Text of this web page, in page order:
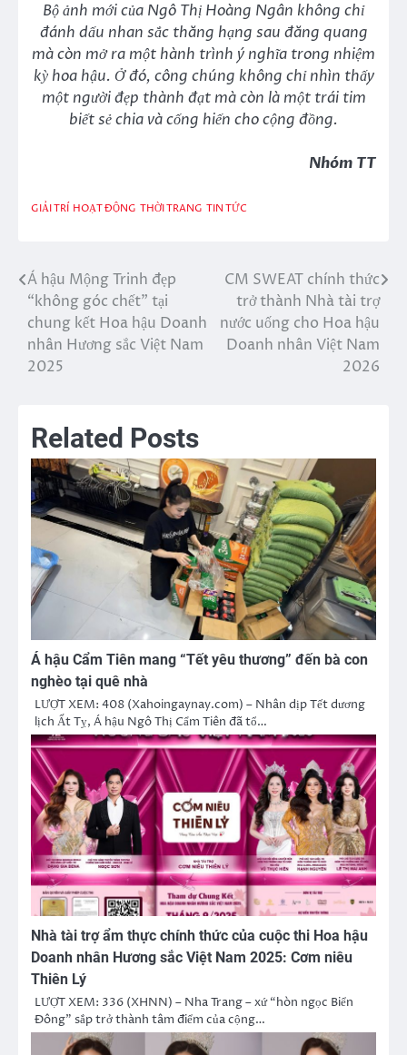
Bộ ảnh mới của Ngô Thị Hoàng Ngân không chỉ
đánh dấu nhan sắc thăng hạng sau đăng quang
mà còn mở ra một hành trình ý nghĩa trong nhiệm
kỳ hoa hậu. Ở đó, công chúng không chỉ nhìn thấy
một người đẹp thành đạt mà còn là một trái tim
biết sẻ chia và cống hiến cho cộng đồng.
Nhóm TT
GIẢI TRÍ HOẠT ĐỘNG THỜI TRANG TIN TỨC
Điều
hướng
bài
Á hậu Mộng Trinh đẹp
“không góc chết” tại
chung kết Hoa hậu Doanh
nhân Hương sắc Việt Nam
2025
CM SWEAT chính thức
trở thành Nhà tài trợ
nước uống cho Hoa hậu
Doanh nhân Việt Nam
2026
Related Posts
Á hậu Cẩm Tiên mang “Tết yêu thương” đến bà con
nghèo tại quê nhà
LƯỢT XEM: 408 (Xahoingaynay.com) – Nhân dịp Tết dương
lịch Ất Tỵ, Á hậu Ngô Thị Cẩm Tiên đã tổ…
Nhà tài trợ ẩm thực chính thức của cuộc thi Hoa hậu
Doanh nhân Hương sắc Việt Nam 2025: Cơm niêu
Thiên Lý
LƯỢT XEM: 336 (XHNN) – Nha Trang – xứ “hòn ngọc Biển
Đông” sắp trở thành tâm điểm của cộng…